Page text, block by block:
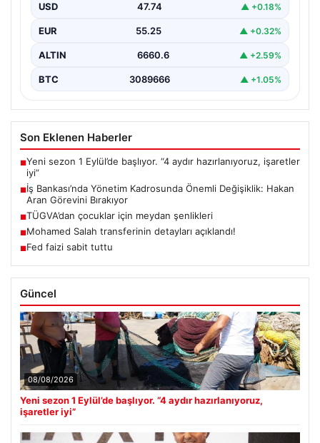
Türkiye’nin köklü finans kuruluşlarından İş Bankası’nda
Genel…
USD 47.74 ▲ +0.18%
EUR 55.25 ▲ +0.32%
ALTIN 6660.6 ▲ +2.59%
BTC 3089666 ▲ +1.05%
Son Eklenen Haberler
■Yeni sezon 1 Eylül’de başlıyor. “4 aydır hazırlanıyoruz, işaretler
iyi”
■İş Bankası’nda Yönetim Kadrosunda Önemli Değişiklik: Hakan
Aran Görevini Bırakıyor
■TÜGVA’dan çocuklar için meydan şenlikleri
■Mohamed Salah transferinin detayları açıklandı!
■Fed faizi sabit tuttu
Güncel
08/08/2026
Yeni sezon 1 Eylül’de başlıyor. “4 aydır hazırlanıyoruz,
işaretler iyi”